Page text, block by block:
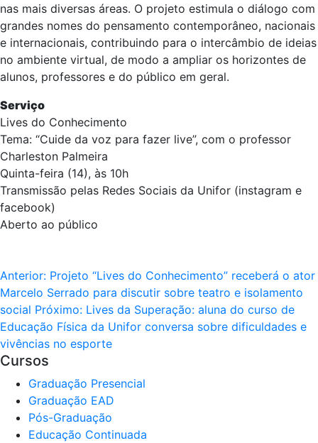
nas mais diversas áreas. O projeto estimula o diálogo com
grandes nomes do pensamento contemporâneo, nacionais
e internacionais, contribuindo para o intercâmbio de ideias
no ambiente virtual, de modo a ampliar os horizontes de
alunos, professores e do público em geral.
Serviço
Lives do Conhecimento
Tema: “Cuide da voz para fazer live”, com o professor
Charleston Palmeira
Quinta-feira (14), às 10h
Transmissão pelas Redes Sociais da Unifor (instagram e
facebook)
Aberto ao público
Anterior: Projeto “Lives do Conhecimento” receberá o ator
Marcelo Serrado para discutir sobre teatro e isolamento
social Próximo: Lives da Superação: aluna do curso de
Educação Física da Unifor conversa sobre dificuldades e
vivências no esporte
Cursos
Graduação Presencial
Graduação EAD
Pós-Graduação
Educação Continuada